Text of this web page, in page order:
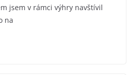
jsem v rámci výhry navštívil
na